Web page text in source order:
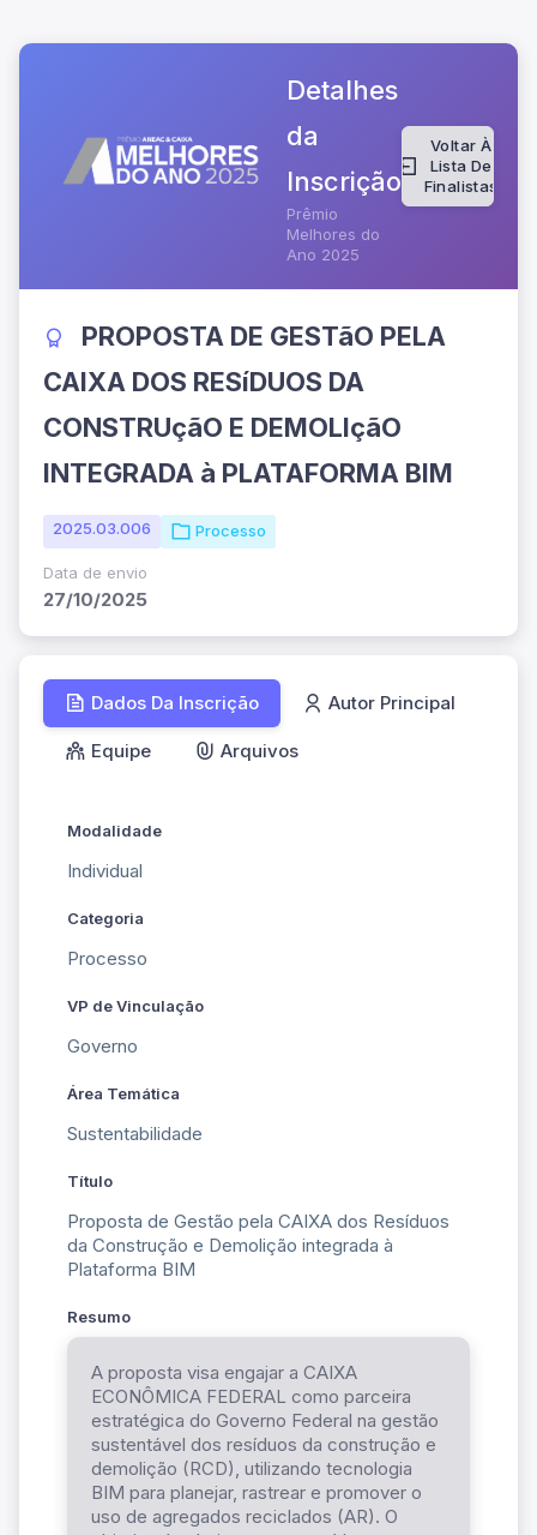
Detalhes
da
Inscrição
Prêmio
Melhores do
Ano 2025
Voltar À
Lista De
Finalistas
PROPOSTA DE GESTãO PELA
CAIXA DOS RESíDUOS DA
CONSTRUçãO E DEMOLIçãO
INTEGRADA à PLATAFORMA BIM
2025.03.006 Processo
Data de envio
27/10/2025
Dados Da Inscrição Autor Principal
Equipe Arquivos
Modalidade
Individual
Categoria
Processo
VP de Vinculação
Governo
Área Temática
Sustentabilidade
Título
Proposta de Gestão pela CAIXA dos Resíduos
da Construção e Demolição integrada à
Plataforma BIM
Resumo
A proposta visa engajar a CAIXA
ECONÔMICA FEDERAL como parceira
estratégica do Governo Federal na gestão
sustentável dos resíduos da construção e
demolição (RCD), utilizando tecnologia
BIM para planejar, rastrear e promover o
uso de agregados reciclados (AR). O